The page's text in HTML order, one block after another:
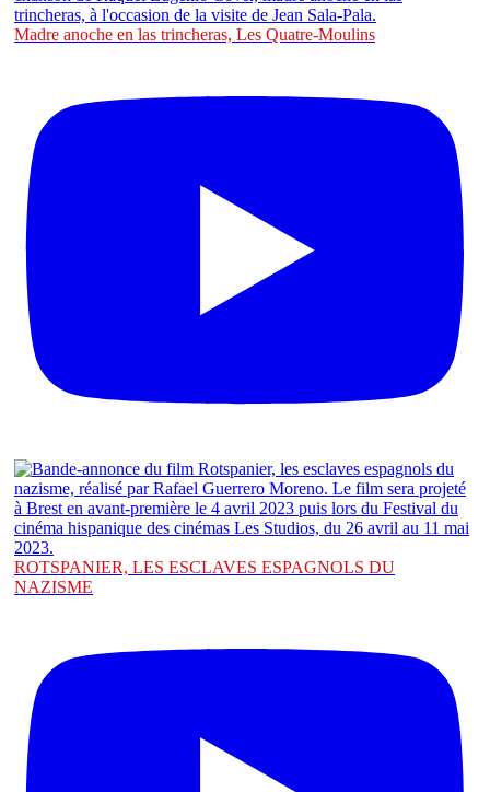
Madre anoche en las trincheras, Les Quatre-Moulins
ROTSPANIER, LES ESCLAVES ESPAGNOLS DU
NAZISME